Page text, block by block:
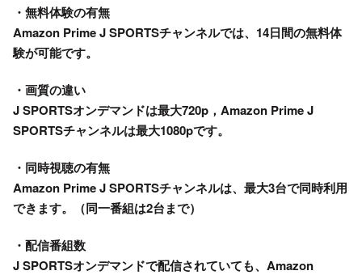
・無料体験の有無
Amazon Prime J SPORTSチャンネルでは、14日間の無料体
験が可能です。
・画質の違い
J SPORTSオンデマンドは最大720p，Amazon Prime J
SPORTSチャンネルは最大1080pです。
・同時視聴の有無
Amazon Prime J SPORTSチャンネルは、最大3台で同時利用
できます。（同一番組は2台まで）
・配信番組数
J SPORTSオンデマンドで配信されていても、Amazon